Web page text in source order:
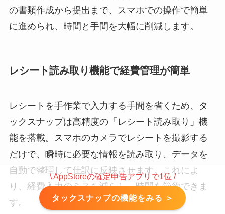
の書類作成から提出まで、スマホでの操作で簡単
に進められ、時間と手間を大幅に削減します。
レシート読み取り機能で経費管理が簡単
レシートを手作業で入力する手間を省くため、タ
ックスナップは高精度の「レシート読み取り」機
能を搭載。スマホのカメラでレシートを撮影する
だけで、瞬時に必要な情報を読み取り、データを
自動で整理して仕訳に反映させます。これによ
り、経費入力のミスを減らし、時間を節約できま
す。
\ AppStoreの確定申告アプリで1位 /
タックスナップの機能をみる ＞